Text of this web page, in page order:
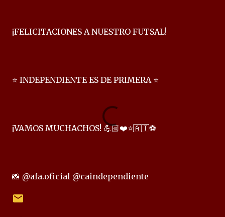
¡FELICITACIONES A NUESTRO FUTSAL!
⭐ INDEPENDIENTE ES DE PRIMERA ⭐
¡VAMOS MUCHACHOS! 💪🏻❤️⭐🇦🇹⚽
📸 @afa.oficial @caindependiente